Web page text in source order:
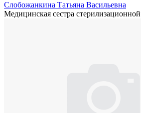
Слобожанкина Татьяна Васильевна
Медицинская сестра стерилизационной